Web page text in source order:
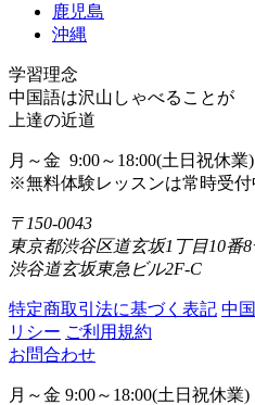
鹿児島
沖縄
学習理念
中国語は沢山しゃべることが
上達の近道
月～金 9:00～18:00(土日祝休業)
※無料体験レッスンは常時受付
〒150-0043
東京都渋谷区道玄坂1丁目10番
渋谷道玄坂東急ビル2F-C
特定商取引法に基づく表記 中
リシー ご利用規約
お問合わせ
月～金 9:00～18:00(土日祝休業)